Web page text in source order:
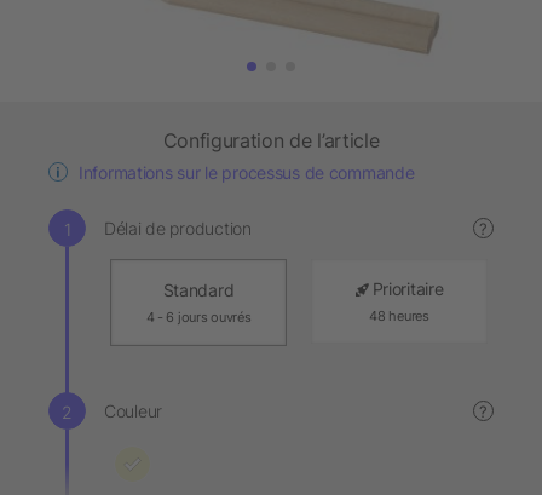
Configuration de l’article
Informations sur le processus de commande
Délai de production ?
Standard
4 - 6 jours ouvrés
Prioritaire
48 heures
Couleur ?